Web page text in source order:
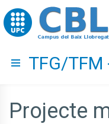
Go to upc.edu
Hide menu
TFG/
Projecte